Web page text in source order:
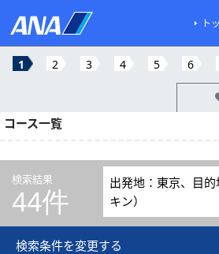
ト
1 2 3 4 5 6
コース一覧
検索結果
44件
出発地：東京、目
キン）
検索条件を変更する